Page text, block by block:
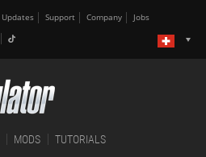
Updates Support Company Jobs
MODS TUTORIALS